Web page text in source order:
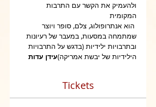
ולהעמיק את הקשר עם התרבות
המקומית
הוא אנתרופולוג, צלם, סופר ויוצר
שמתמחה במסעות, במעבר של רעיונות
ובתרבויות ילידיות (בדגש על התרבויות
הילידיות של יבשת אמריקה)עידן עדות
Tickets